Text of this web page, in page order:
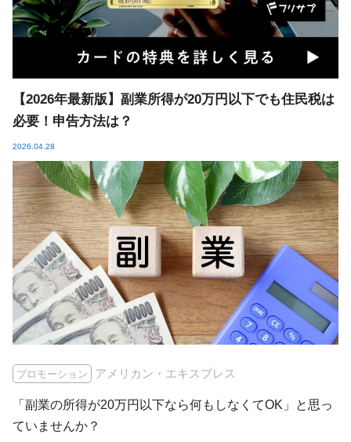
【2026年最新版】副業所得が20万円以下でも住民税は
必要！申告方法は？
2026.04.28
プロモーション アメリカン・エキスプレス
「副業の所得が20万円以下なら何もしなくてOK」と思っ
ていませんか？